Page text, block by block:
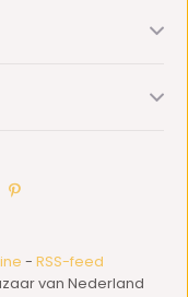
- RSS-feed
van Nederland